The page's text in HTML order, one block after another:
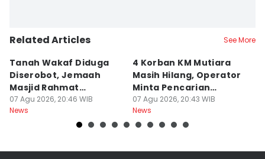
Related Articles See More
Tanah Wakaf Diduga
Diserobot, Jemaah
Masjid Rahmat
Surabaya Protes
07 Agu 2026, 20:46 WIB
News
4 Korban KM Mutiara
Masih Hilang, Operator
Minta Pencarian
Dilanjut
07 Agu 2026, 20:43 WIB
News